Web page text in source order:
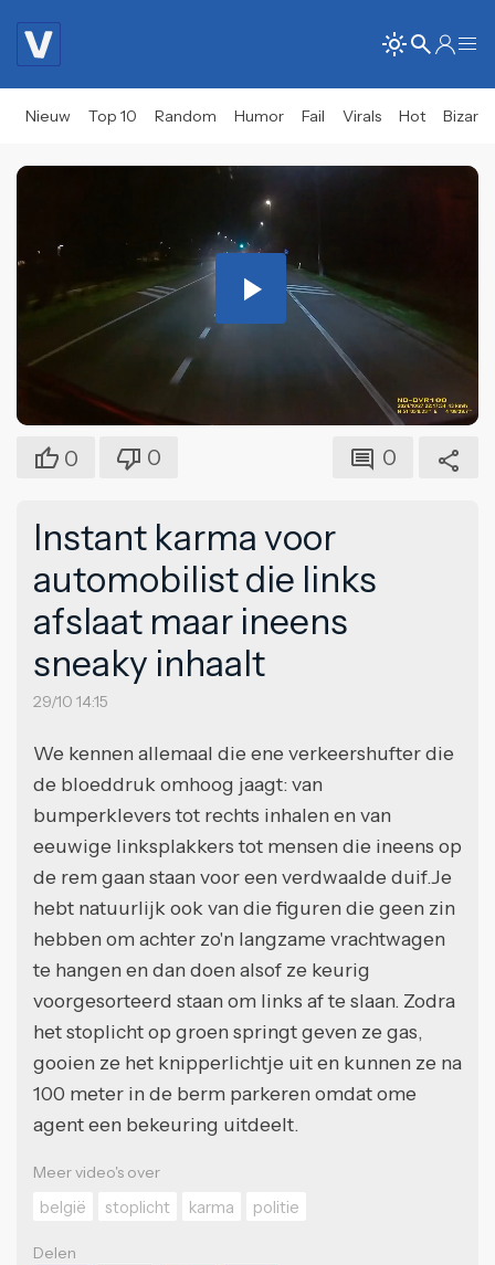
Nieuw Top 10 Random Humor Fail Virals Hot Bizar
Play
Video
0 0 0
Instant karma voor
automobilist die links
afslaat maar ineens
sneaky inhaalt
29/10 14:15
We kennen allemaal die ene verkeershufter die
de bloeddruk omhoog jaagt: van
bumperklevers tot rechts inhalen en van
eeuwige linksplakkers tot mensen die ineens op
de rem gaan staan voor een verdwaalde duif.Je
hebt natuurlijk ook van die figuren die geen zin
hebben om achter zo'n langzame vrachtwagen
te hangen en dan doen alsof ze keurig
voorgesorteerd staan om links af te slaan. Zodra
het stoplicht op groen springt geven ze gas,
gooien ze het knipperlichtje uit en kunnen ze na
100 meter in de berm parkeren omdat ome
agent een bekeuring uitdeelt.
Meer video's over
belgië
stoplicht karma politie
Delen